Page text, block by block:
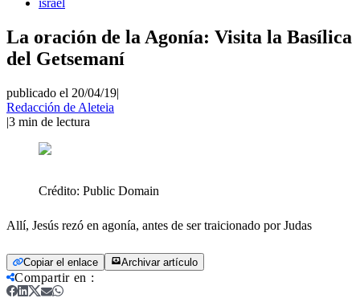
israel
La oración de la Agonía: Visita la Basílica
del Getsemaní
publicado el 20/04/19|
Redacción de Aleteia
|3 min de lectura
Crédito: Public Domain
Allí, Jesús rezó en agonía, antes de ser traicionado por Judas
Copiar el enlace Archivar artículo
Compartir en :